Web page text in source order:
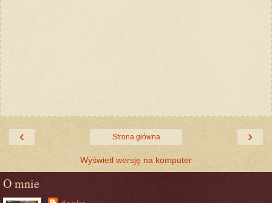
‹ ›
Strona główna
Wyświetl wersję na komputer
O mnie